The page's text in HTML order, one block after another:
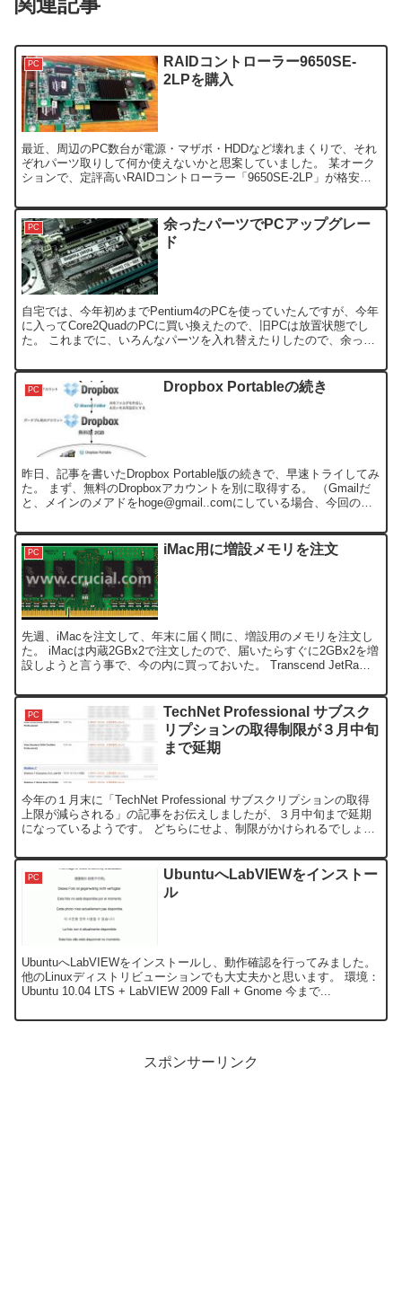
PC
RAIDコントローラー9650SE-
2LPを購入
最近、周辺のPC数台が電源・マザボ・HDDなど壊れまくりで、それ
ぞれパーツ取りして何か使えないかと思案していました。 某オーク
ションで、定評高いRAIDコントローラー「9650SE-2LP」が格安に
PC
余ったパーツでPCアップグレー
ド
自宅では、今年初めまでPentium4のPCを使っていたんですが、今年
に入ってCore2QuadのPCに買い換えたので、旧PCは放置状態でし
た。 これまでに、いろんなパーツを入れ替えたりしたので、余って
PC Dropbox Portableの続き
昨日、記事を書いたDropbox Portable版の続きで、早速トライしてみ
た。 まず、無料のDropboxアカウントを別に取得する。 （Gmailだ
と、メインのメアドを hoge@gmail..comにしている場合、今回の
PC iMac用に増設メモリを注文
先週、iMacを注文して、年末に届く間に、増設用のメモリを注文し
た。 iMacは内蔵2GBx2で注文したので、届いたらすぐに2GBx2を増
設しようと言う事で、今の内に買っておいた。 Transcend JetRam
PC
TechNet Professional サブスク
リプションの取得制限が３月中旬
まで延期
今年の１月末に「TechNet Professional サブスクリプションの取得
上限が減らされる」の記事をお伝えしましたが、３月中旬まで延期
になっているようです。 どちらにせよ、制限がかけられるでしょう
PC
UbuntuへLabVIEWをインストー
ル
UbuntuへLabVIEWをインストールし、動作確認を行ってみました。
他のLinuxディストリビューションでも大丈夫かと思います。 環境：
Ubuntu 10.04 LTS + LabVIEW 2009 Fall + Gnome 今まで...
スポンサーリンク